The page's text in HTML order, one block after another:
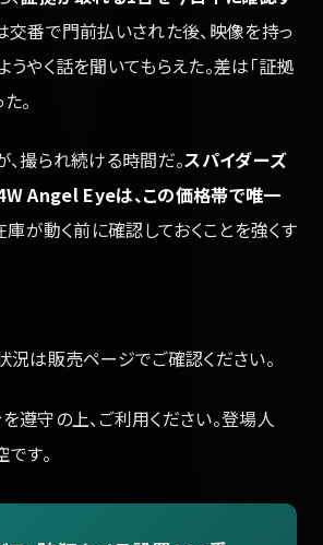
交番で門前払いされた後、映像を持っ
やく話を聞いてもらえた。差は「証拠
。
撮られ続ける時間だ。スパイダーズ
Angel Eyeは、この価格帯で唯一
庫が動く前に確認しておくことを強くす
は販売ページでご確認ください。
守の上、ご利用ください。登場人
す。